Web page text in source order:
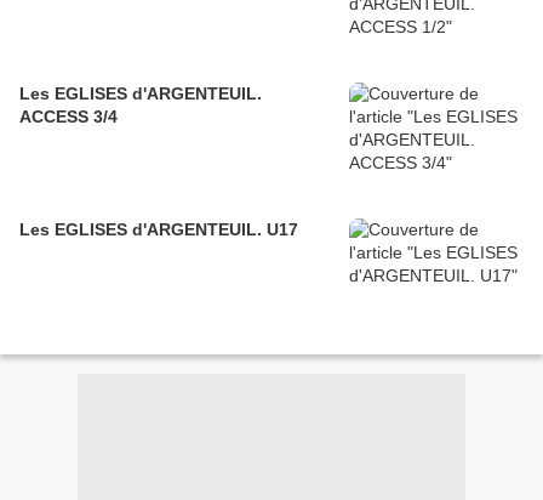
Les EGLISES d'ARGENTEUIL.
ACCESS 3/4
Les EGLISES d'ARGENTEUIL. U17